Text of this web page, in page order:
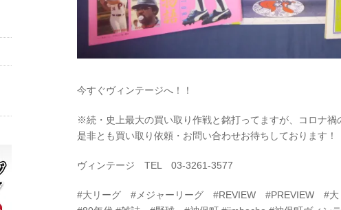
今すぐヴィンテージへ！！
※続・史上最大の買い取り作戦と銘打ってますが、コロナ
是非とも買い取り依頼・お問い合わせお待ちしております！
ヴィンテージ TEL 03-3261-3577
#大リーグ #メジャーリーグ #REVIEW #PREVIEW #